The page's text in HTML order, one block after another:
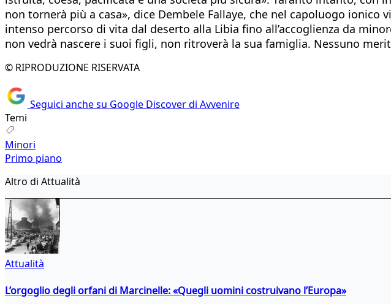
non tornerà più a casa», dice Dembele Fallaye, che nel capoluogo
intenso percorso di vita dal deserto alla Libia fino all’accoglienza da
non vedrà nascere i suoi figli, non ritroverà la sua famiglia. Nessuno
© RIPRODUZIONE RISERVATA
Seguici anche su Google Discover di Avvenire
Temi
Minori
Primo piano
Altro di Attualità
Attualità
L’orgoglio degli orfani di Marcinelle: «Quegli uomini costruivano l’Europa»